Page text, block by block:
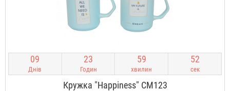
09
Днів
23
Годин
59
хвилин
51
сек
Кружка "Happiness" CM123